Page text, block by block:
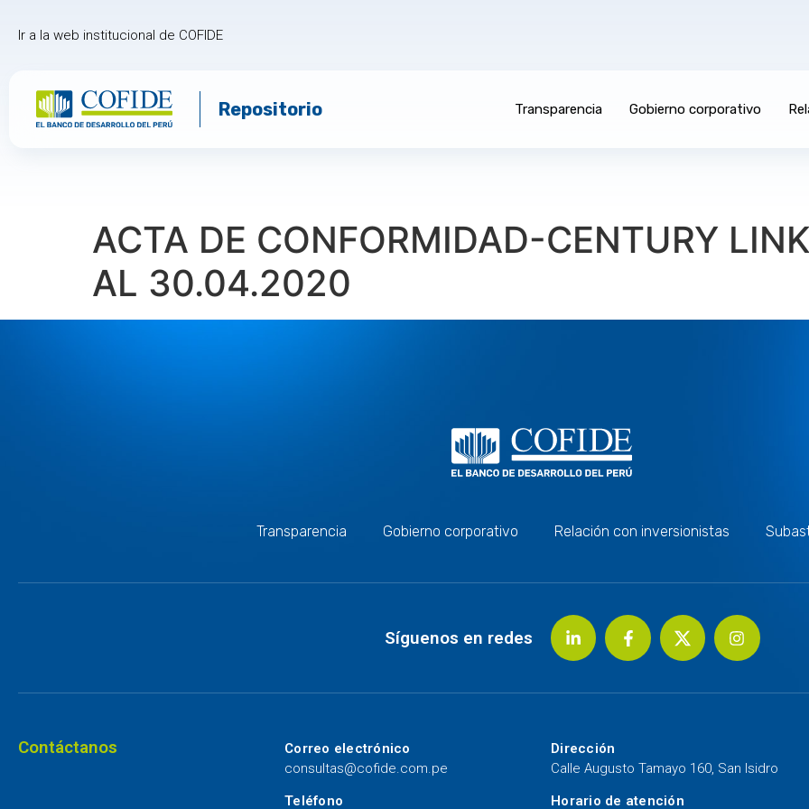
Ir a la web institucional de COFIDE
Repositorio Transparencia Gobierno corporativo
ACTA DE CONFORMIDAD-CENTURY
AL 30.04.2020
Transparencia Gobierno corporativo Relación con inversionistas
Síguenos en redes
Contáctanos
Correo electrónico
consultas@cofide.com.pe
Teléfono
Dirección
Calle Augusto Tamayo 160, San Isidro
Horario de atención